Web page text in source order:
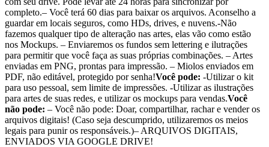
completo.– Você terá 60 dias para baixar os arquivos. Aconselho a
guardar em locais seguros, como HDs, drives, e nuvens.-Não
fazemos qualquer tipo de alteração nas artes, elas vão como estão
nos Mockups. – Enviaremos os fundos sem lettering e ilutrações
para permitir que você faça as suas próprias combinações. – Artes
enviadas em PNG, prontas para impressão. – Miolos enviados em
PDF, não editável, protegido por senha!Você pode: -Utilizar o kit
para uso pessoal, sem limite de impressões. -Utilizar as ilustrações
para artes de suas redes, e utilizar os mockups para vendas.Você
não pode: – Você não pode: Doar, compartilhar, rachar e vender os
arquivos digitais! (Caso seja descumprido, utilizaremos os meios
legais para punir os responsáveis.)– ARQUIVOS DIGITAIS,
ENVIADOS VIA GOOGLE DRIVE!